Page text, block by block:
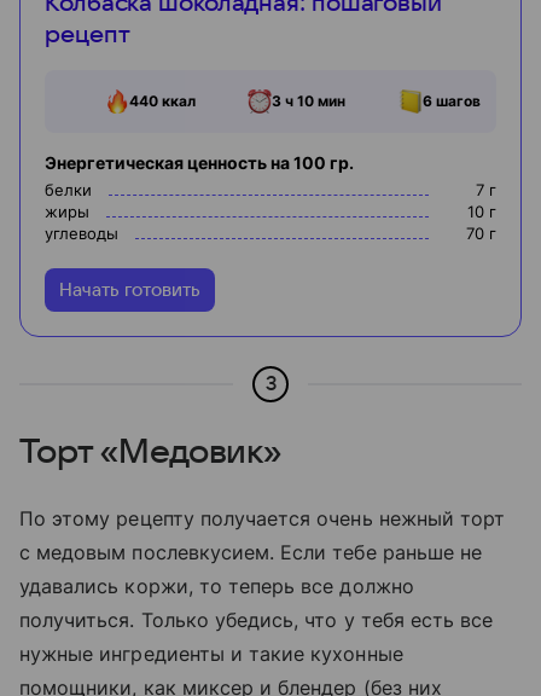
рецепт
440ккал 3 ч 10 мин 6 шагов
Энергетическая ценность на 100 гр.
белки 7 г
жиры
10 г
углеводы
70 г
Начать готовить
3
Торт «Медовик»
По этому рецепту получается очень нежный торт
с медовым послевкусием. Если тебе раньше не
удавались коржи, то теперь все должно
получиться. Только убедись, что у тебя есть все
нужные ингредиенты и такие кухонные
помощники, как миксер и блендер (без них